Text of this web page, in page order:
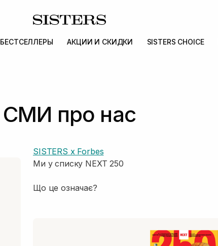
БЕСТСЕЛЛЕРЫ АКЦИИ И СКИДКИ SISTERS CHOICE
СМИ про нас
SISTERS x Forbes
Ми у списку NEXT 250
Що це означає?